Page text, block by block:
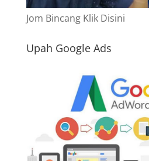
Jom Bincang Klik Disini
Upah Google Ads